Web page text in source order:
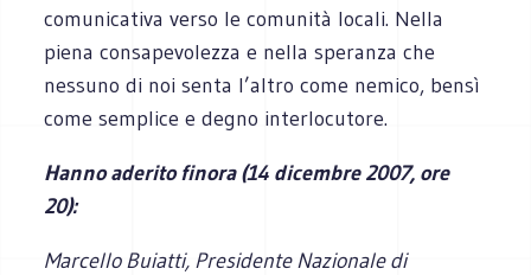
comunicativa verso le comunità locali. Nella
piena consapevolezza e nella speranza che
nessuno di noi senta l’altro come nemico, bensì
come semplice e degno interlocutore.
Hanno aderito finora (14 dicembre 2007, ore
20):
Marcello Buiatti, Presidente Nazionale di